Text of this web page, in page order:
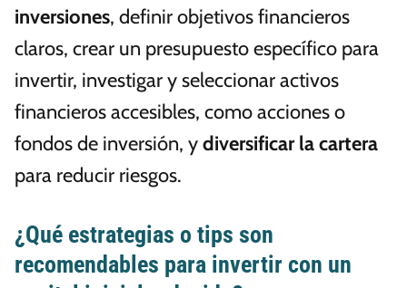
inversiones, definir objetivos financieros
claros, crear un presupuesto específico para
invertir, investigar y seleccionar activos
financieros accesibles, como acciones o
fondos de inversión, ydiversificar la cartera
para reducir riesgos.
¿Qué estrategias o tips son
recomendables para invertir con un